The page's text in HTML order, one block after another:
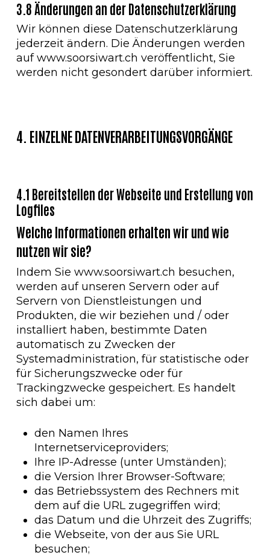
3.8 Änderungen an der Datenschutzerklärung
Wir können diese Datenschutzerklärung
jederzeit ändern. Die Änderungen werden
auf www.soorsiwart.ch veröffentlicht, Sie
werden nicht gesondert darüber informiert.
4. EINZELNE DATENVERARBEITUNGSVORGÄNGE
4.1 Bereitstellen der Webseite und Erstellung von
Logfiles
Welche Informationen erhalten wir und wie
nutzen wir sie?
Indem Sie www.soorsiwart.ch besuchen,
werden auf unseren Servern oder auf
Servern von Dienstleistungen und
Produkten, die wir beziehen und / oder
installiert haben, bestimmte Daten
automatisch zu Zwecken der
Systemadministration, für statistische oder
für Sicherungszwecke oder für
Trackingzwecke gespeichert. Es handelt
sich dabei um:
den Namen Ihres
Internetserviceproviders;
Ihre IP-Adresse (unter Umständen);
die Version Ihrer Browser-Software;
das Betriebssystem des Rechners mit
dem auf die URL zugegriffen wird;
das Datum und die Uhrzeit des Zugriffs;
die Webseite, von der aus Sie URL
besuchen;